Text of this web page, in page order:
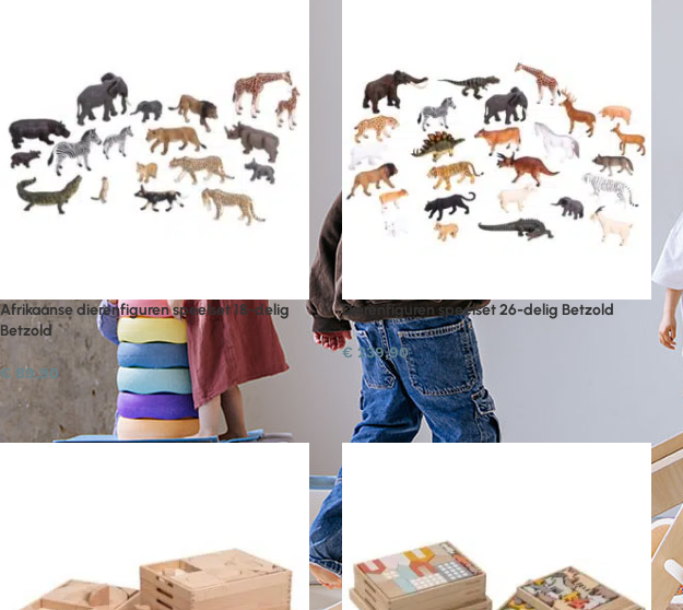
Afrikaanse dierenfiguren speelset 18-delig
Betzold
€ 89,90
Dierenfiguren speelset 26-delig Betzold
€ 239,90